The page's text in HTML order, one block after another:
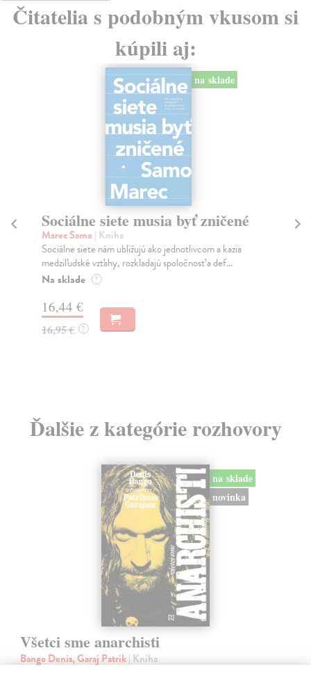
Čitatelia s podobným vkusom si
kúpili aj:
na sklade
Sociálne siete musia byť zničené
Marec Samo| Kniha
Sociálne siete nám ubližujú ako jednotlivcom a kazia
medziľudské vzťahy, rozkladajú spoločnosť a def...
Na sklade ?
16,44 €
16,95 € ?
Ďalšie z kategórie rozhovory
na sklade
novinka
Všetci sme anarchisti
Bango Denis, Garaj Patrik| Kniha